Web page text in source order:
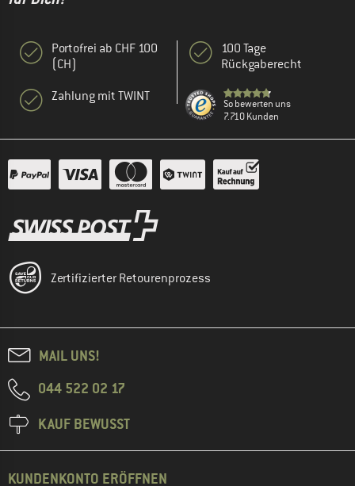
Portofrei ab CHF 100
(CH)
Zahlung mit TWINT
100 Tage
Rückgaberecht
So bewerten uns
7.710 Kunden
Zertifizierter Retourenprozess
MAIL UNS!
044 522 02 17
KAUF BEWUSST
KUNDENKONTO ERÖFFNEN